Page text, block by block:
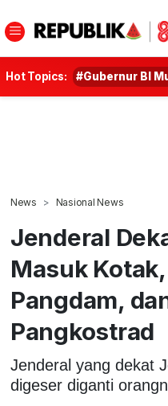
Hot Topics: #Gubernur BI
News Nasional News
Jenderal
Masuk
Pangdam,
Pangkostrad
Jenderal yang dekat
digeser diganti